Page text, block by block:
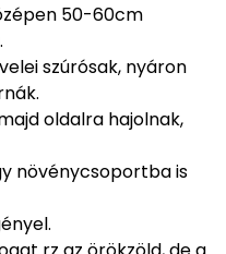
50-60cm
szúrósak, nyáron
oldalra hajolnak,
növénycsoportba is